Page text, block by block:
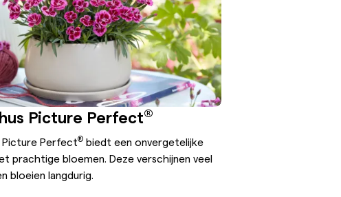
Picture Perfect®
Picture Perfect®biedt een onvergetelijke
prachtige bloemen. Deze verschijnen veel
bloeien langdurig.